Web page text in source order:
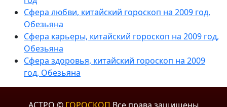
Сфера любви, китайский гороскоп на 2009 год,
Обезьяна
Сфера карьеры, китайский гороскоп на 2009 год,
Обезьяна
Сфера здоровья, китайский гороскоп на 2009
год, Обезьяна